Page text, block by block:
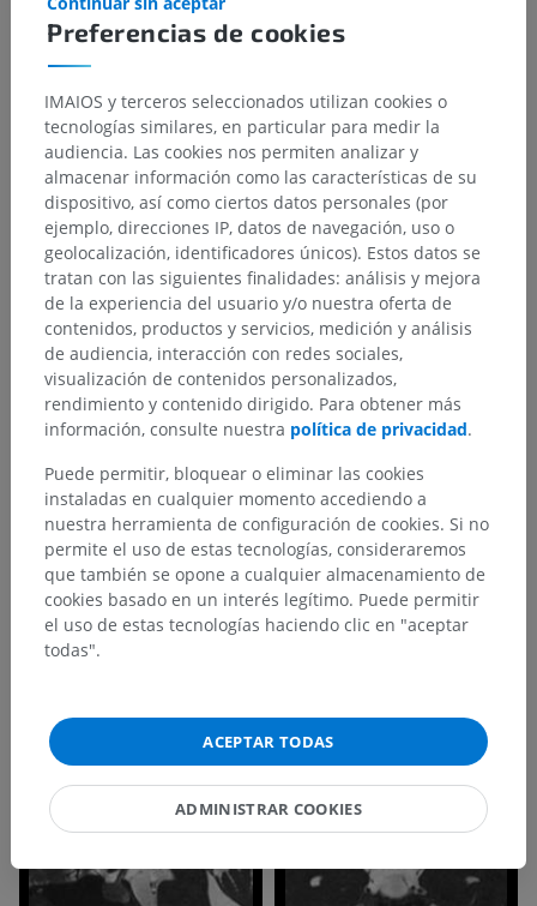
Preferencias de cookies
IMAIOS y terceros seleccionados utilizan cookies o
tecnologías similares, en particular para medir la
audiencia. Las cookies nos permiten analizar y
almacenar información como las características de su
dispositivo, así como ciertos datos personales (por
ejemplo, direcciones IP, datos de navegación, uso o
geolocalización, identificadores únicos). Estos datos se
tratan con las siguientes finalidades: análisis y mejora
de la experiencia del usuario y/o nuestra oferta de
contenidos, productos y servicios, medición y análisis
de audiencia, interacción con redes sociales,
visualización de contenidos personalizados,
rendimiento y contenido dirigido. Para obtener más
información, consulte nuestra política de privacidad.
Puede permitir, bloquear o eliminar las cookies
instaladas en cualquier momento accediendo a
nuestra herramienta de configuración de cookies. Si no
permite el uso de estas tecnologías, consideraremos
que también se opone a cualquier almacenamiento de
cookies basado en un interés legítimo. Puede permitir
el uso de estas tecnologías haciendo clic en "aceptar
todas".
ACEPTAR TODAS
ADMINISTRAR COOKIES